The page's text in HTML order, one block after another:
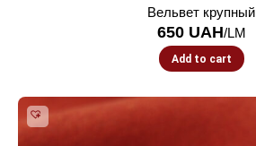
Вельвет крупный
650 UAH/LM
Add to cart